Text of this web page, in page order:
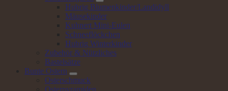
Hubrig Blumenkinder/Landidyll
Mäusekinder
Kuhnert Mini-Eulen
Schneeflöckchen
Hubrig Winterkinder
Zubehör & Nützliches
Bastelsätze
Bunte Ostern
Osterschmuck
Osterpyramiden